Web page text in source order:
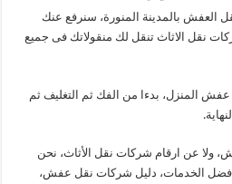
العفش بالمدينة المنورة، سنرفع عنك
نقل الاثاث تنقل لك منقولاتك فى جميع
المنزل، بدءا من الفك ثم التغليف ثم
ولا عن ارقام شركات نقل الأثاث، نحن
افضل الخدمات، دليل شركات نقل عفش،